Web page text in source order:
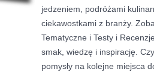
jedzeniem, podróżami
ciekawostkami z branży.
Tematyczne i Testy i
smak, wiedzę i inspirację.
pomysły na kolejne miejsca